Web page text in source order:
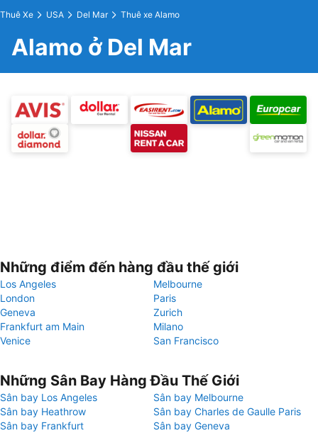
Thuê Xe USA Del Mar Thuê xe Alamo
Alamo ở Del Mar
Những điểm đến hàng đầu thế giới
Los Angeles
Melbourne
London
Paris
Geneva
Zurich
Frankfurt am Main
Milano
Venice
San Francisco
Những Sân Bay Hàng Đầu Thế Giới
Sân bay Los Angeles
Sân bay Melbourne
Sân bay Heathrow
Sân bay Charles de Gaulle Paris
Sân bay Frankfurt
Sân bay Geneva